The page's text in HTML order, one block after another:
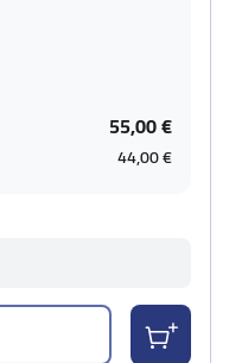
55,00 €
44,00 €